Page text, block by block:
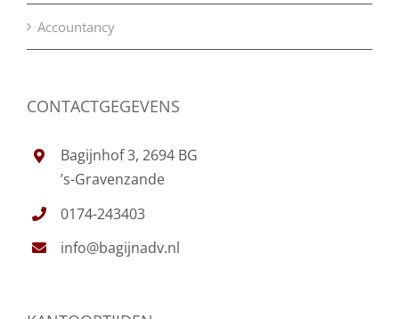
Accountancy
CONTACTGEGEVENS
Bagijnhof 3, 2694 BG
’s-Gravenzande
0174-243403
info@bagijnadv.nl